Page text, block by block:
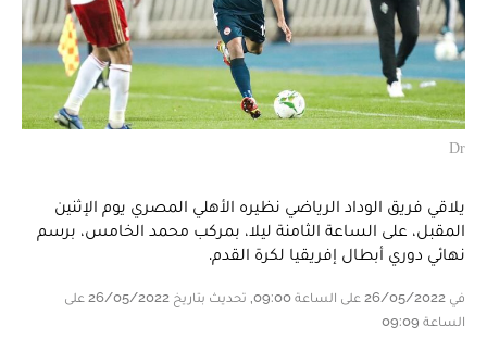
Dr
يلاقي فريق الوداد الرياضي نظيره الأهلي المصري يوم الإثنين
المقبل، على الساعة الثامنة ليلا، بمركب محمد الخامس، برسم
نهائي دوري أبطال إفريقيا لكرة القدم.
في 26/05/2022 على الساعة 09:00, تحديث بتاريخ 26/05/2022 على
الساعة 09:09